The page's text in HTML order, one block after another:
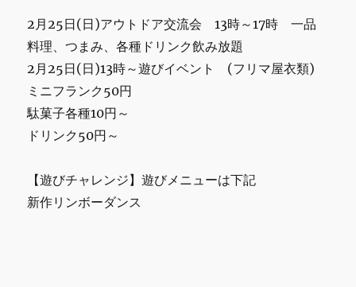
2月25日(日)アウトドア交流会 13時～17時 一品
料理、つまみ、各種ドリンク飲み放題
2月25日(日)13時～遊びイベント (フリマ屋衣類)
ミニフランク50円
駄菓子各種10円～
ドリンク50円～
【遊びチャレンジ】遊びメニューは下記
新作リンボーダンス